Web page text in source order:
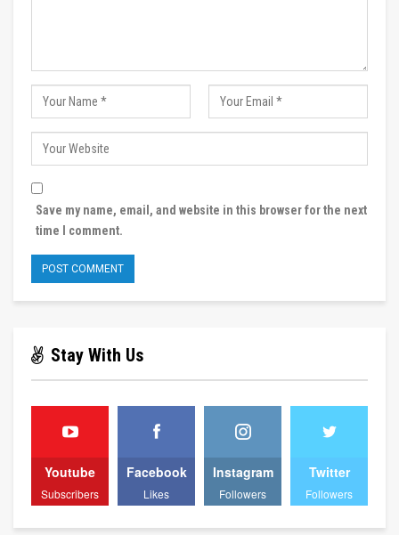
Save my name, email, and website in this browser for the next
time I comment.
Stay With Us
Youtube
Subscribers
Facebook
Likes
Instagram
Followers
Twitter
Followers